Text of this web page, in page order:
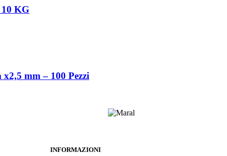
KG
mm – 100 Pezzi
INFORMAZIONI